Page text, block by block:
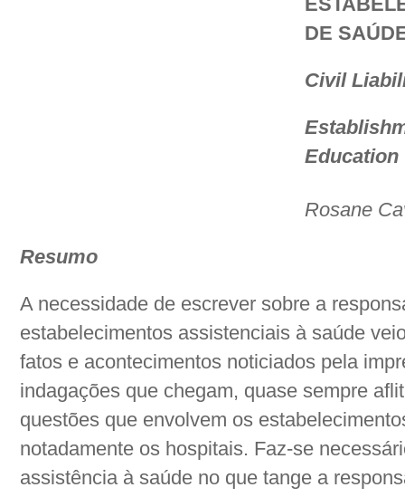
DE
Civil
Education
Rosane
Resumo
A necessidade de escrever sobre a
estabelecimentos assistenciais à saúde
fatos e acontecimentos noticiados pela
indagações que chegam, quase sempre
questões que envolvem os
notadamente os hospitais. Faz-se
assistência à saúde no que tange a